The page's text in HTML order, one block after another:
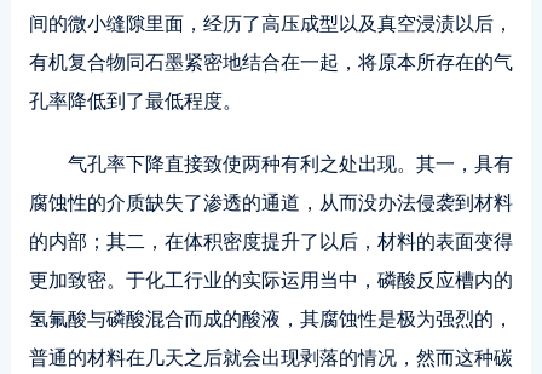
间的微小缝隙里面，经历了高压成型以及真空浸渍以后，
有机复合物同石墨紧密地结合在一起，将原本所存在的气
孔率降低到了最低程度。
气孔率下降直接致使两种有利之处出现。其一，具有
腐蚀性的介质缺失了渗透的通道，从而没办法侵袭到材料
的内部；其二，在体积密度提升了以后，材料的表面变得
更加致密。于化工行业的实际运用当中，磷酸反应槽内的
氢氟酸与磷酸混合而成的酸液，其腐蚀性是极为强烈的，
普通的材料在几天之后就会出现剥落的情况，然而这种碳